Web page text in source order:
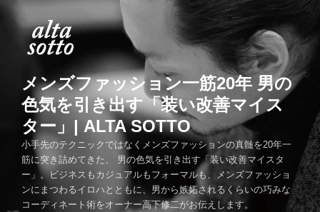
メンズファッション一筋20年 男の
色気を引き出す「装い改善マイス
ター」| ALTA SOTTO
小手先のテクニックではなくメンズファッションの真髄を20年一
筋に突き詰めてきた、 男の色気を引き出す「装い改善マイスタ
ー」。ビジネスもカジュアルもフォーマルも、メンズファッショ
ンにまつわるイロハとともに、男から嫉妬されるくらいの巧みな
コーディネート術をオーナー高下修二がお伝えします。